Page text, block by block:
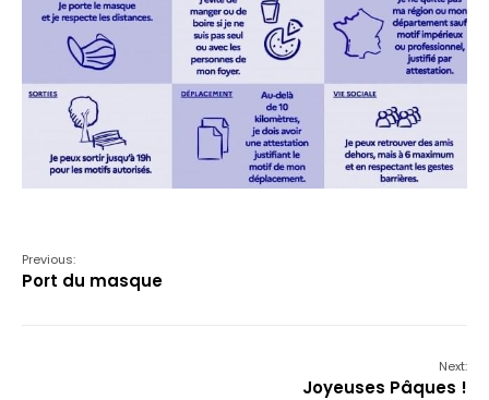
Previous:
Port du masque
Next:
Joyeuses Pâques !